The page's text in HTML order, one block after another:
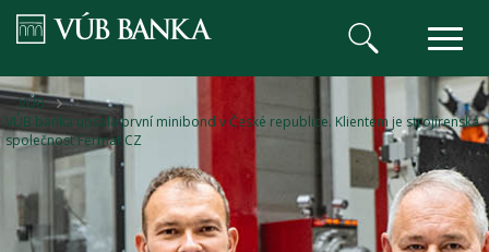
VÚB BANKA
VÚB
VÚB banka upsala první minibond v České republice. Klientem je strojírenská
společnost Fermat CZ